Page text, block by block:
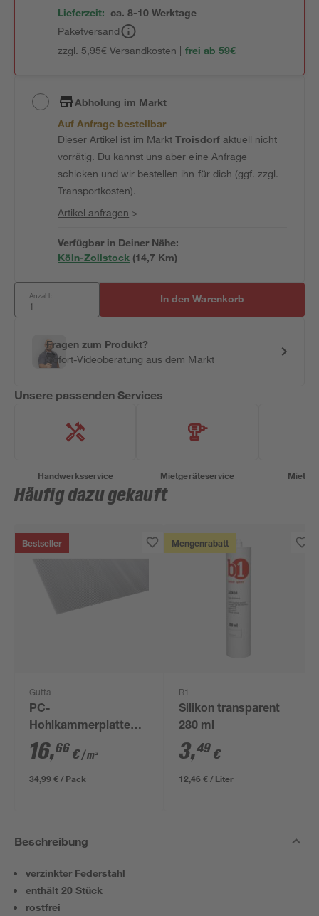
Lieferzeit: ca. 8-10 Werktage
Paketversand
zzgl. 5,95€ Versandkosten | frei ab 59€
Abholung im Markt
Auf Anfrage bestellbar
Dieser Artikel ist im MarktTroisdorfaktuell nicht
vorrätig. Du kannst uns aber eine Anfrage
schicken und wir bestellen ihn für dich (ggf. zzgl.
Transportkosten).
Artikel anfragen >
Verfügbar in Deiner Nähe:
Köln-Zollstock (14,7 Km)
Anzahl: In den Warenkorb
Fragen zum Produkt?
Sofort-Videoberatung aus dem Markt
Unsere passenden Services
Handwerksservice Mietgeräteservice
Häufig dazu gekauft
Bestseller
Gutta
PC-
Hohlkammerplatte
transparent 200 x 105
x 0,45 cm
16,66 €/ m²
34,99 € / Pack
Mengenrabatt
B1
Silikon transparent
280 ml
3,49 €
12,46 € / Liter
Beschreibung
verzinkter Federstahl
enthält 20 Stück
rostfrei